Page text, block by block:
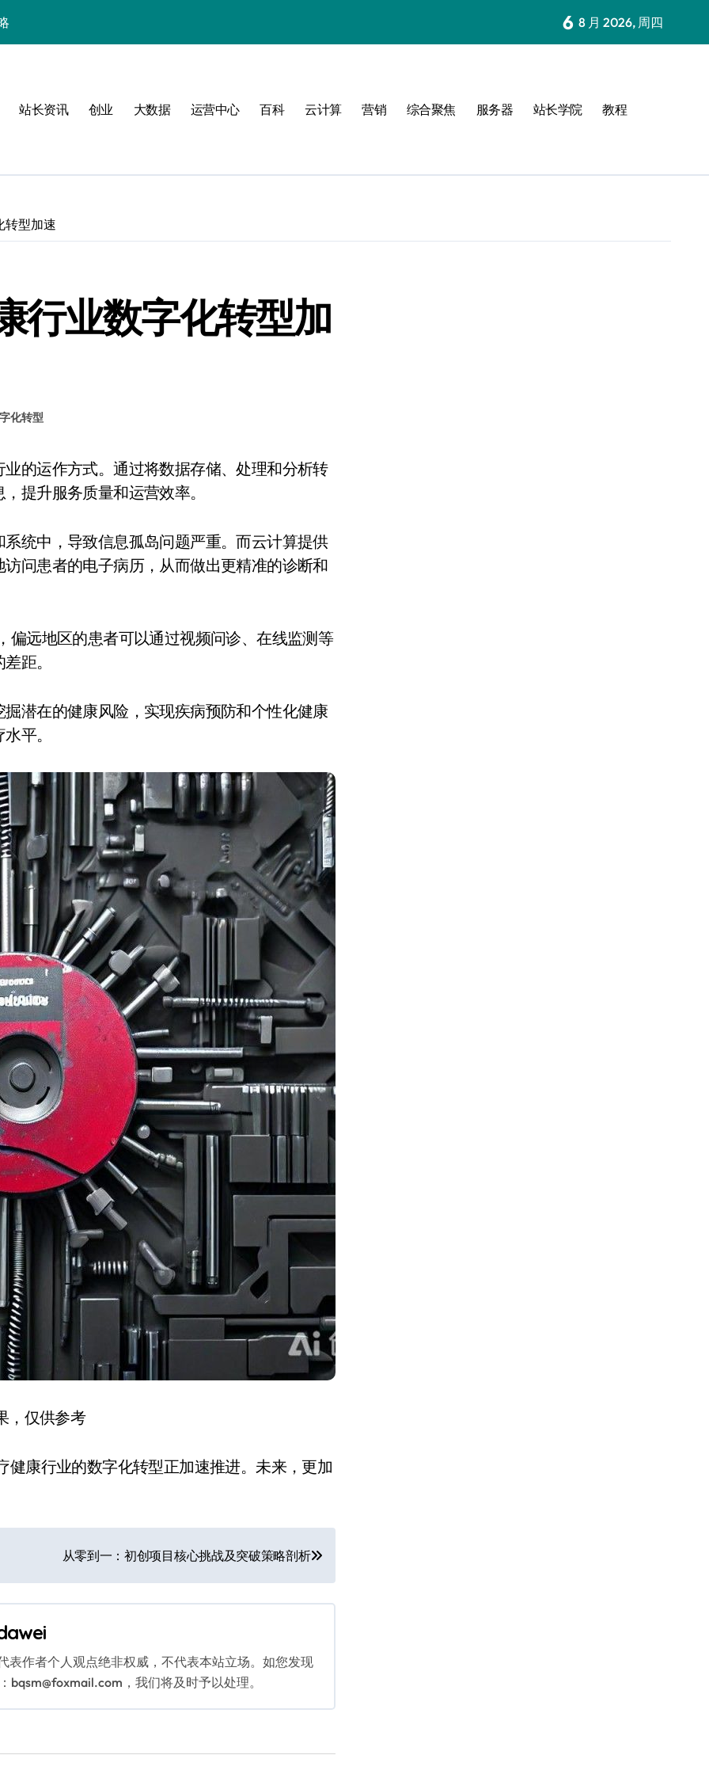
6 8 月 2026, 周四
站长资讯 创业 大数据 运营中心 百科 云计算 营销 综合聚焦 服务器 站长学院 教程
转型加速
行业数字化转型加
化转型
提升服务质量和运营效率。
统中，导致信息孤岛问题严重。而云计算提供
问患者的电子病历，从而做出更精准的诊断和
偏远地区的患者可以通过视频问诊、在线监测等
距。
潜在的健康风险，实现疾病预防和个性化健康
平。
，仅供参考
康行业的数字化转型正加速推进。未来，更加
从零到一：初创项目核心挑战及突破策略剖析
作者个人观点绝非权威，不代表本站立场。如您发现
，我们将及时予以处理。